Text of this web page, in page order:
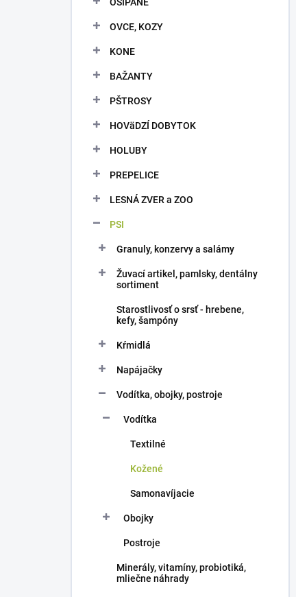
OVCE, KOZY
KONE
BAŽANTY
PŠTROSY
HOVäDZÍ DOBYTOK
HOLUBY
PREPELICE
LESNÁ ZVER a ZOO
PSI
Granuly, konzervy a salámy
Žuvací artikel, pamlsky, dentálny
sortiment
Starostlivosť o srsť - hrebene,
kefy, šampóny
Kŕmidlá
Napájačky
Vodítka, obojky, postroje
Vodítka
Textilné
Kožené
Samonavíjacie
Obojky
Postroje
Minerály, vitamíny, probiotiká,
mliečne náhrady